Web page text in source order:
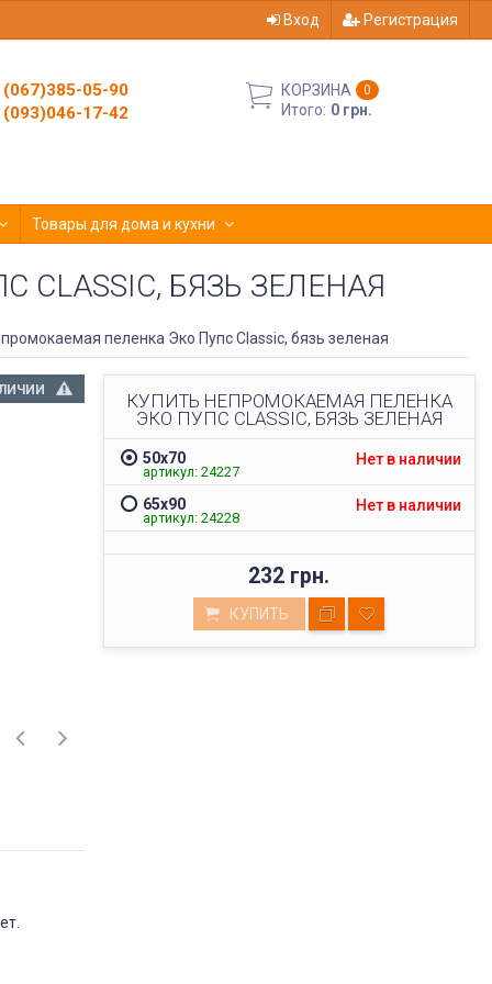
Вход Регистрация
(067)385-05-90
(093)046-17-42
КОРЗИНА 0
Итого: 0 грн.
Товары для дома и кухни
БЯЗЬ ЗЕЛЕНАЯ
пеленка Эко Пупс Classic, бязь зеленая
КУПИТЬ НЕПРОМОКАЕМАЯ ПЕЛЕНКА
ЭКО ПУПС CLASSIC, БЯЗЬ ЗЕЛЕНАЯ
50х70
артикул: 24227
Нет в наличии
65х90
артикул: 24228
Нет в наличии
232 грн.
КУПИТЬ